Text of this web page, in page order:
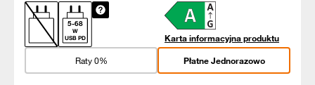
5-68
W
USB PD
Karta informacyjna produktu
Płatne Jednorazowo
Raty 0%